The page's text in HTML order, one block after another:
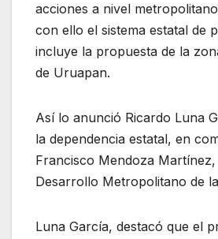
acciones a nivel
con ello el sistema estatal de
incluye la propuesta de la
de Uruapan.
Así lo anunció Ricardo Luna
la dependencia estatal, en
Francisco Mendoza
Desarrollo Metropolitano de
Luna García, destacó que el